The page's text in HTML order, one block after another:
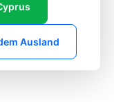
Ausland